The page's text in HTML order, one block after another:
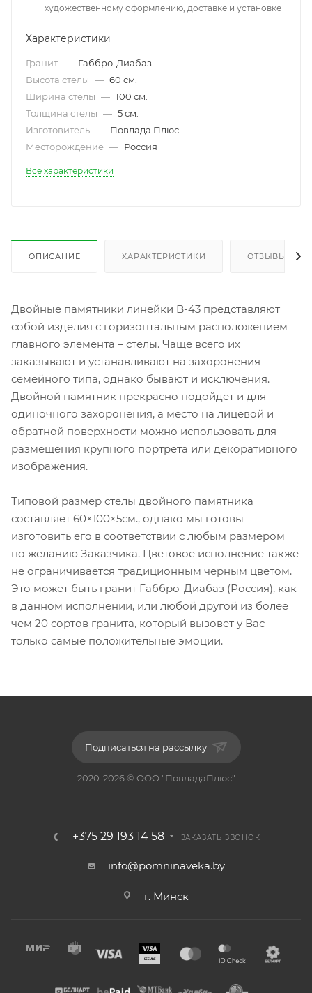
художественному оформлению, доставке и установке
Характеристики
Гранит — Габбро-Диабаз
Высота стелы — 60 см.
Ширина стелы — 100 см.
Толщина стелы — 5 см.
Изготовитель — Повлада Плюс
Месторождение — Россия
Все характеристики
ОПИСАНИЕ ХАРАКТЕРИСТИКИ ОТЗЫВЫ
Двойные памятники линейки B-43 представляют
собой изделия с горизонтальным расположением
главного элемента – стелы. Чаще всего их
заказывают и устанавливают на захоронения
семейного типа, однако бывают и исключения.
Двойной памятник прекрасно подойдет и для
одиночного захоронения, а место на лицевой и
обратной поверхности можно использовать для
размещения крупного портрета или декоративного
изображения.
Типовой размер стелы двойного памятника
составляет 60×100×5см., однако мы готовы
изготовить его в соответствии с любым размером
по желанию Заказчика. Цветовое исполнение также
не ограничивается традиционным черным цветом.
Это может быть гранит Габбро-Диабаз (Россия), как
в данном исполнении, или любой другой из более
чем 20 сортов гранита, который вызовет у Вас
только самые положительные эмоции.
Подписаться на рассылку
2020-2026 © ООО "ПовладаПлюс"
+375 29 193 14 58 ЗАКАЗАТЬ ЗВОНОК
info@pomninaveka.by
г. Минск